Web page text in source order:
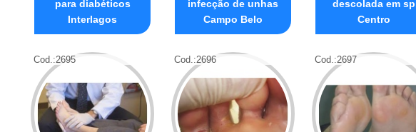
para diabéticos
Interlagos
infecção de unhas
Campo Belo
descolada em sp
Centro
Cod.:2695 Cod.:2696 Cod.:2697